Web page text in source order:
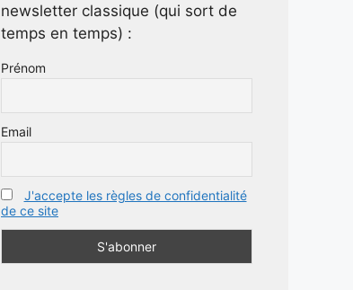
newsletter classique (qui sort de
temps en temps) :
Prénom
Email
J'accepte les règles de confidentialité
de ce site